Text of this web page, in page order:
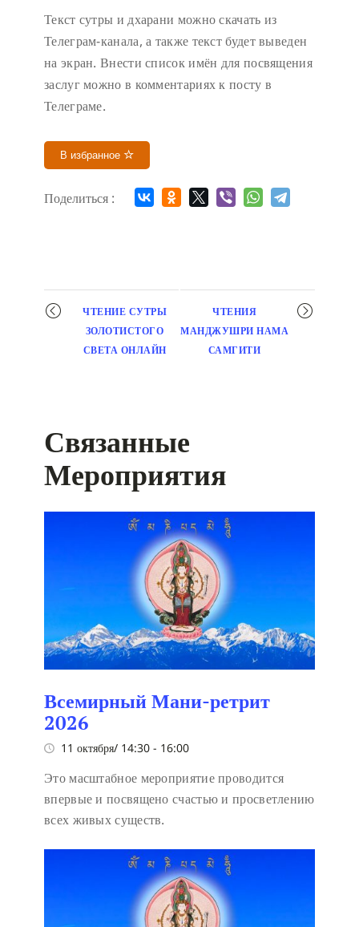
Текст сутры и дхарани можно скачать из
Телеграм-канала, а также текст будет выведен
на экран. Внести список имён для посвящения
заслуг можно в комментариях к посту в
Телеграме.
В избранное
Поделиться :
Мероприятие
навигация
ЧТЕНИЕ СУТРЫ
ЗОЛОТИСТОГО
СВЕТА ОНЛАЙН
ЧТЕНИЯ
МАНДЖУШРИ НАМА
САМГИТИ
Связанные
Мероприятия
Всемирный Мани-ретрит
2026
11 октября/ 14:30 - 16:00
Это масштабное мероприятие проводится
впервые и посвящено счастью и просветлению
всех живых существ.